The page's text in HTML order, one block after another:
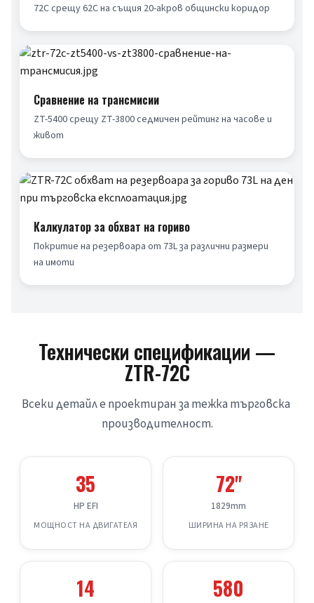
72C срещу 62C на същия 20-акров общински коридор
Сравнение на трансмисии
ZT-5400 срещу ZT-3800 седмичен рейтинг на часове и
живот
Калкулатор за обхват на гориво
Покритие на резервоара от 73L за различни размери
на имоти
Технически спецификации —
ZTR-72C
Всеки детайл е проектиран за тежка търговска
производителност.
35
HP EFI
МОЩНОСТ НА ДВИГАТЕЛЯ
72"
1829mm
ШИРИНА НА РЯЗАНЕ
14 580